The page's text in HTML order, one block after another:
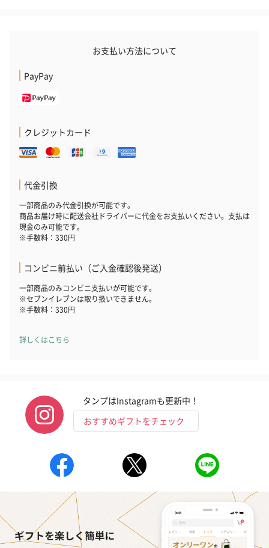
お支払い方法について
PayPay
クレジットカード
代金引換
一部商品のみ代金引換が可能です。
商品お届け時に配送会社ドライバーに代金をお支払いください。支払は
現金のみ可能です。
※手数料：330円
コンビニ前払い（ご入金確認後発送）
一部商品のみコンビニ支払いが可能です。
※セブンイレブンは取り扱いできません。
※手数料：330円
詳しくはこちら
タンプはInstagramも更新中！
おすすめギフトをチェック